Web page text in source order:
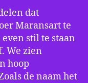
dat
Maransart te
stil te staan
We zien
hoop
de naam het